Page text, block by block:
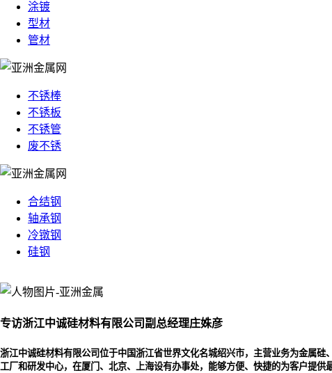
涂镀
型材
管材
不锈棒
不锈板
不锈管
废不锈
合结钢
轴承钢
冷镦钢
硅钢
专访浙江中诚硅材料有限公司副总经理庄姝彦
浙江中诚硅材料有限公司位于中国浙江省世界文化名城绍兴市，主营业务为金属
工厂和研发中心，在厦门、北京、上海设有办事处，能够方便、快捷的为客户提供